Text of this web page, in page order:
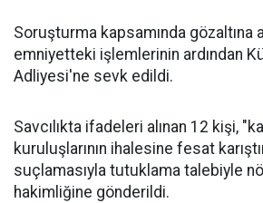
Soruşturma kapsamında gözaltına
emniyetteki işlemlerinin ardından
Adliyesi'ne sevk edildi.
Savcılıkta ifadeleri alınan 12 kişi,
kuruluşlarının ihalesine fesat
suçlamasıyla tutuklama talebiyle
hakimliğine gönderildi.